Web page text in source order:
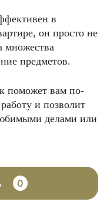
в
он просто не
множества
предметов.
поможет вам по-
и позволит
делами или
0